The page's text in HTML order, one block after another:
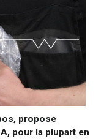
propose
pour la plupart en